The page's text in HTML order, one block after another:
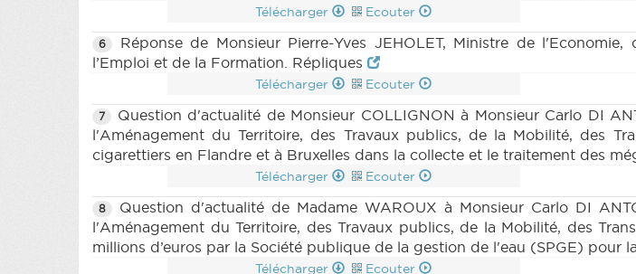
Télécharger Ecouter
6
Réponse de Monsieur Pierre-Yves JEHOLET, Ministre de
l’Emploi et de la Formation. Répliques
Télécharger Ecouter
7
Question d'actualité de Monsieur COLLIGNON à Monsieur Carlo DI
l'Aménagement du Territoire, des Travaux publics, de la Mobilité, des
cigarettiers en Flandre et à Bruxelles dans la collecte et le traitement des
Télécharger Ecouter
8
Question d'actualité de Madame WAROUX à Monsieur Carlo DI
l'Aménagement du Territoire, des Travaux publics, de la Mobilité, des
millions d’euros par la Société publique de la gestion de l'eau (SPGE) pour
Télécharger Ecouter